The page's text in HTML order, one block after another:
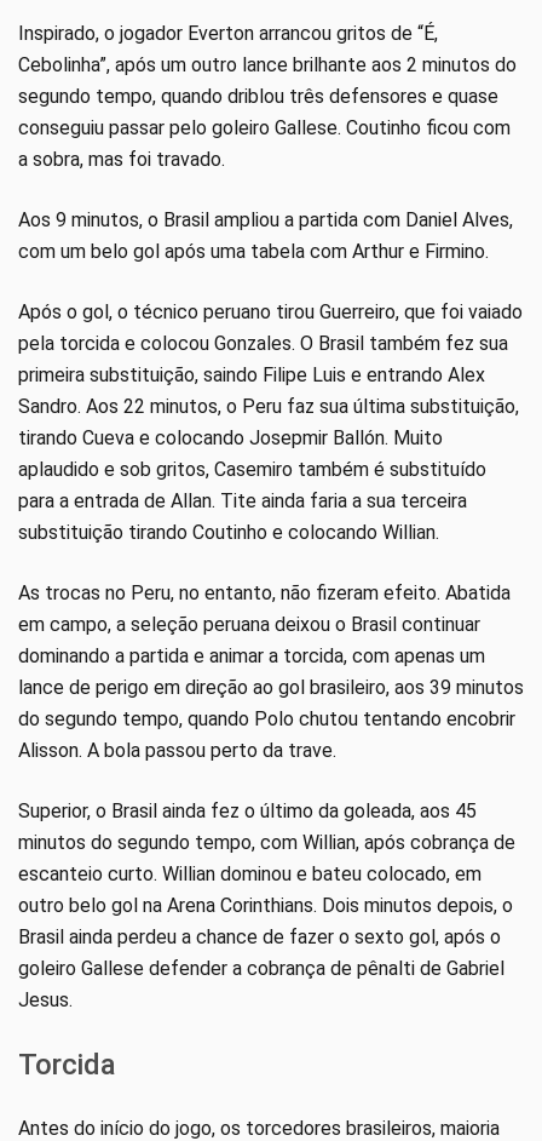
Inspirado, o jogador Everton arrancou gritos de “É,
Cebolinha”, após um outro lance brilhante aos 2 minutos do
segundo tempo, quando driblou três defensores e quase
conseguiu passar pelo goleiro Gallese. Coutinho ficou com
a sobra, mas foi travado.
Aos 9 minutos, o Brasil ampliou a partida com Daniel Alves,
com um belo gol após uma tabela com Arthur e Firmino.
Após o gol, o técnico peruano tirou Guerreiro, que foi vaiado
pela torcida e colocou Gonzales. O Brasil também fez sua
primeira substituição, saindo Filipe Luis e entrando Alex
Sandro. Aos 22 minutos, o Peru faz sua última substituição,
tirando Cueva e colocando Josepmir Ballón. Muito
aplaudido e sob gritos, Casemiro também é substituído
para a entrada de Allan. Tite ainda faria a sua terceira
substituição tirando Coutinho e colocando Willian.
As trocas no Peru, no entanto, não fizeram efeito. Abatida
em campo, a seleção peruana deixou o Brasil continuar
dominando a partida e animar a torcida, com apenas um
lance de perigo em direção ao gol brasileiro, aos 39 minutos
do segundo tempo, quando Polo chutou tentando encobrir
Alisson. A bola passou perto da trave.
Superior, o Brasil ainda fez o último da goleada, aos 45
minutos do segundo tempo, com Willian, após cobrança de
escanteio curto. Willian dominou e bateu colocado, em
outro belo gol na Arena Corinthians. Dois minutos depois, o
Brasil ainda perdeu a chance de fazer o sexto gol, após o
goleiro Gallese defender a cobrança de pênalti de Gabriel
Jesus.
Torcida
Antes do início do jogo, os torcedores brasileiros, maioria